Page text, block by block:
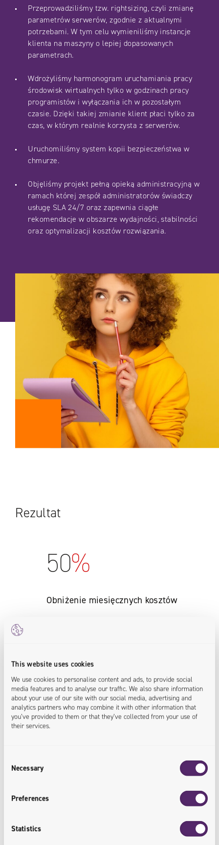
This website uses cookies
We use cookies to personalise content and ads, to provide social
media features and to analyse our traffic. We also share information
about your use of our site with our social media, advertising and
analytics partners who may combine it with other information that
you’ve provided to them or that they’ve collected from your use of
their services.
Selection
Necessary
Preferences
Statistics
Przeprowadziliśmy tzw. rightsizing, czyli zmianę
parametrów serwerów, zgodnie z aktualnymi
potrzebami. W tym celu wymieniliśmy instancje
klienta na maszyny o lepiej dopasowanych
parametrach.
Wdrożyliśmy harmonogram uruchamiania pracy
środowisk wirtualnych tylko w godzinach pracy
programistów i wyłączania ich w pozostałym
czasie. Dzięki takiej zmianie klient płaci tylko za
czas, w którym realnie korzysta z serwerów.
Uruchomiliśmy system kopii bezpieczeństwa w
chmurze.
Objęliśmy projekt pełną opieką administracyjną w
ramach której zespół administratorów świadczy
usługę SLA 24/7 oraz zapewnia ciągłe
rekomendacje w obszarze wydajności, stabilności
oraz optymalizacji kosztów rozwiązania.
Rezultat
50%
Obniżenie miesięcznych kosztów
24/7
danych w chmurze oraz opiece